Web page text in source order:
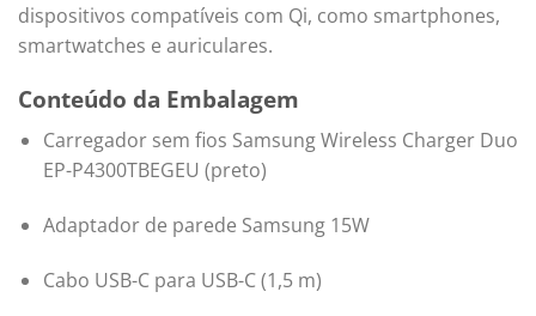
dispositivos compatíveis com Qi, como smartphones,
smartwatches e auriculares.
Conteúdo da Embalagem
Carregador sem fios Samsung Wireless Charger Duo
EP-P4300TBEGEU (preto)
Adaptador de parede Samsung 15W
Cabo USB-C para USB-C (1,5 m)